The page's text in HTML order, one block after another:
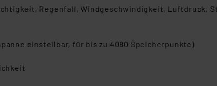
Regenfall, Windgeschwindigkeit, Luftdruck,
einstellbar, für bis zu 4080 Speicherpunkte)